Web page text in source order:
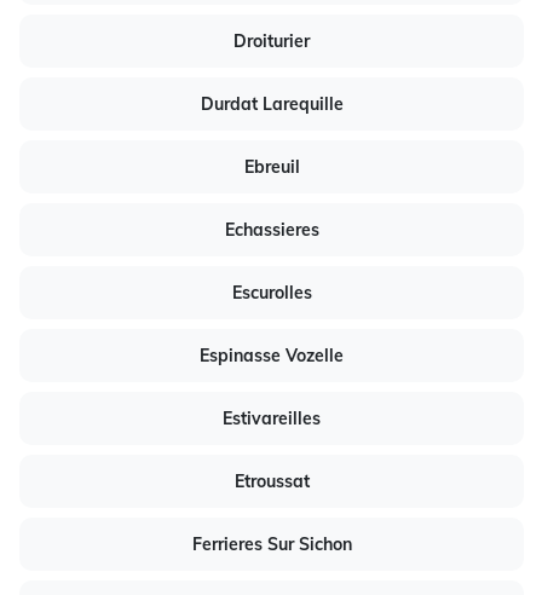
Droiturier
Durdat Larequille
Ebreuil
Echassieres
Escurolles
Espinasse Vozelle
Estivareilles
Etroussat
Ferrieres Sur Sichon